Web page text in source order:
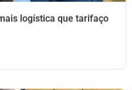
logística que tarifaço